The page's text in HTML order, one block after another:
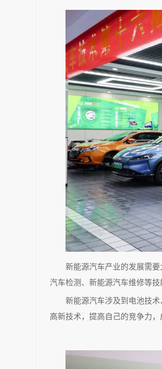
新能源汽车产业的发展需
汽车检测、新能源汽车维修等
新能源汽车涉及到电池技
高新技术，提高自己的竞争力